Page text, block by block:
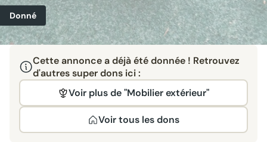
Donné
Cette annonce a déjà été donnée ! Retrouvez
d'autres super dons ici :
Voir plus de "Mobilier extérieur"
Voir tous les dons